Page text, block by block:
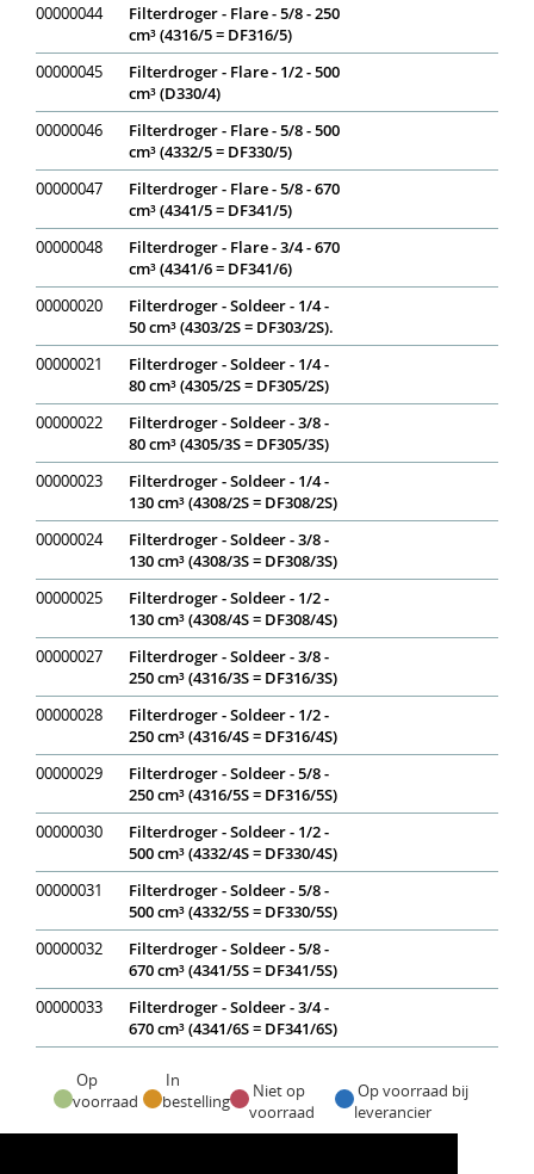
00000044
Filterdroger - Flare - 5/8 - 250
cm³ (4316/5 = DF316/5)
00000045
Filterdroger - Flare - 1/2 - 500
cm³ (D330/4)
00000046
Filterdroger - Flare - 5/8 - 500
cm³ (4332/5 = DF330/5)
00000047
Filterdroger - Flare - 5/8 - 670
cm³ (4341/5 = DF341/5)
00000048
Filterdroger - Flare - 3/4 - 670
cm³ (4341/6 = DF341/6)
00000020
Filterdroger - Soldeer - 1/4 -
50 cm³ (4303/2S = DF303/2S).
00000021
Filterdroger - Soldeer - 1/4 -
80 cm³ (4305/2S = DF305/2S)
00000022
Filterdroger - Soldeer - 3/8 -
80 cm³ (4305/3S = DF305/3S)
00000023
Filterdroger - Soldeer - 1/4 -
130 cm³ (4308/2S = DF308/2S)
00000024
Filterdroger - Soldeer - 3/8 -
130 cm³ (4308/3S = DF308/3S)
00000025
Filterdroger - Soldeer - 1/2 -
130 cm³ (4308/4S = DF308/4S)
00000027
Filterdroger - Soldeer - 3/8 -
250 cm³ (4316/3S = DF316/3S)
00000028
Filterdroger - Soldeer - 1/2 -
250 cm³ (4316/4S = DF316/4S)
00000029
Filterdroger - Soldeer - 5/8 -
250 cm³ (4316/5S = DF316/5S)
00000030
Filterdroger - Soldeer - 1/2 -
500 cm³ (4332/4S = DF330/4S)
00000031
Filterdroger - Soldeer - 5/8 -
500 cm³ (4332/5S = DF330/5S)
00000032
Filterdroger - Soldeer - 5/8 -
670 cm³ (4341/5S = DF341/5S)
00000033
Filterdroger - Soldeer - 3/4 -
670 cm³ (4341/6S = DF341/6S)
Op
voorraad
In
bestelling
Niet op
voorraad
Op voorraad bij
leverancier